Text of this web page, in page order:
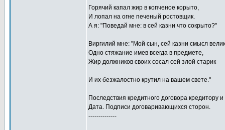
Горячий капал жир в копченое корыто,
И лопал на огне печеный ростовщик.
А я: "Поведай мне: в сей казни что сокрыто?"
Виргилий мне: "Мой сын, сей казни смысл
Одно стяжание имев всегда в предмете,
Жир должников своих сосал сей злой старик
И их безжалостно крутил на вашем свете."
Последствия кредитного договора
Дата. Подписи договаривающихся сторон.
--------------